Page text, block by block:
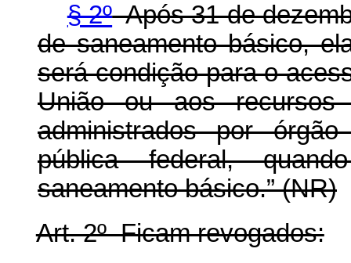
§ 2ºApós 31 de
de saneamento básico,
será condição para o
União ou aos recursos
administrados por
pública federal,
saneamento básico.” (NR)
Art. 2º Ficam revogados: